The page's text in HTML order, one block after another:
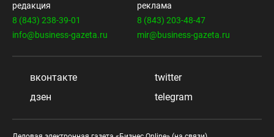
редакция
8 (843) 238-39-01
info@business-gazeta.ru
реклама
8 (843) 203-48-47
mir@business-gazeta.ru
вконтакте
twitter
дзен
telegram